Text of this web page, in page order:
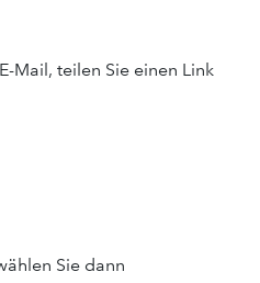
Mail, teilen Sie einen Link
Sie dann